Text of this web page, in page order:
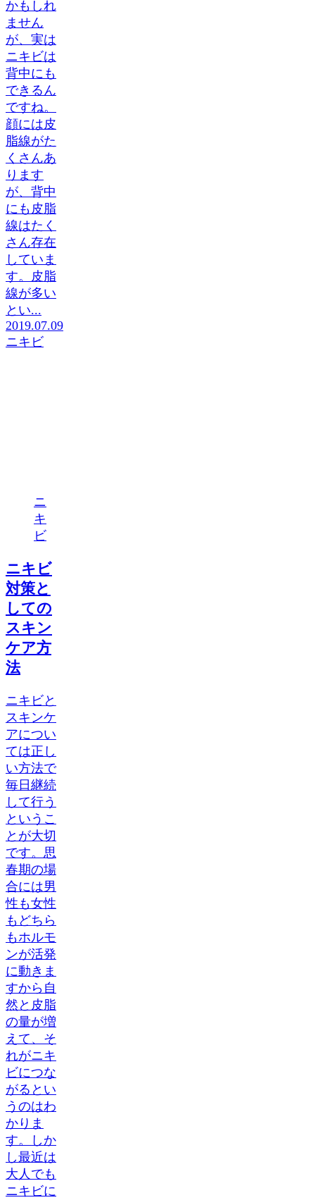
かもしれ
ません
が、実は
ニキビは
背中にも
できるん
ですね。
顔には皮
脂線がた
くさんあ
ります
が、背中
にも皮脂
線はたく
さん存在
していま
す。皮脂
線が多い
とい...
2019.07.09
ニキビ
ニ
キ
ビ
ニキビ
対策と
しての
スキン
ケア方
法
ニキビと
スキンケ
アについ
ては正し
い方法で
毎日継続
して行う
というこ
とが大切
です。思
春期の場
合には男
性も女性
もどちら
もホルモ
ンが活発
に動きま
すから自
然と皮脂
の量が増
えて、そ
れがニキ
ビにつな
がるとい
うのはわ
かりま
す。しか
し最近は
大人でも
ニキビに